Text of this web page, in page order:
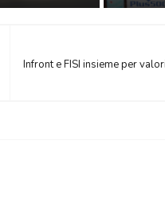
Infront e FISI insieme per